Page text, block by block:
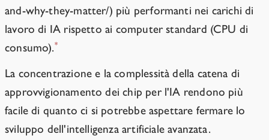
and-why-they-matter/) più performanti nei carichi di
lavoro di IA rispetto ai computer standard (CPU di
consumo).*
La concentrazione e la complessità della catena di
approvvigionamento dei chip per l'IA rendono più
facile di quanto ci si potrebbe aspettare fermare lo
sviluppo dell'intelligenza artificiale avanzata.